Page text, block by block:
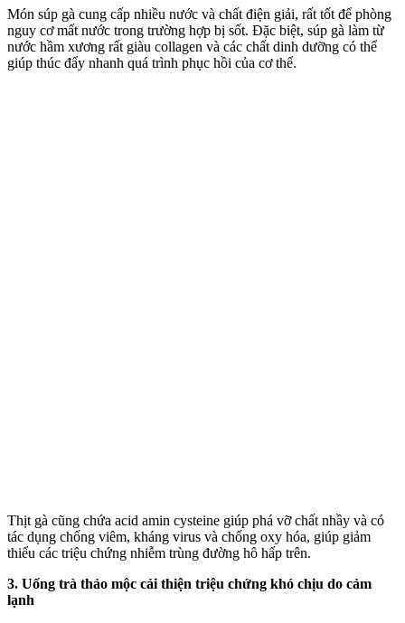
Món súp gà cung cấp nhiều nước và chất điện giải, rất tốt để phòng
nguy cơ mất nước trong trường hợp bị sốt. Đặc biệt, súp gà làm từ
nước hầm xương rất giàu collagen và các chất dinh dưỡng có thể
giúp thúc đẩy nhanh quá trình phục hồi của c‌ơ th‌ể.
Thịt gà cũng chứa acid amin cysteine giúp phá vỡ chất nhầy và có
tác dụng chống viêm, kháng virus và chống oxy hóa, giúp giảm
thiểu các triệu chứng nhiễm trùng đường hô hấp trên.
3. Uống trà thảo mộc cải thiện triệu chứng khó chịu do cảm
lạnh